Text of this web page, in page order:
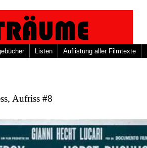
Listen Auflistung aller Filmtexte
Aufriss #8